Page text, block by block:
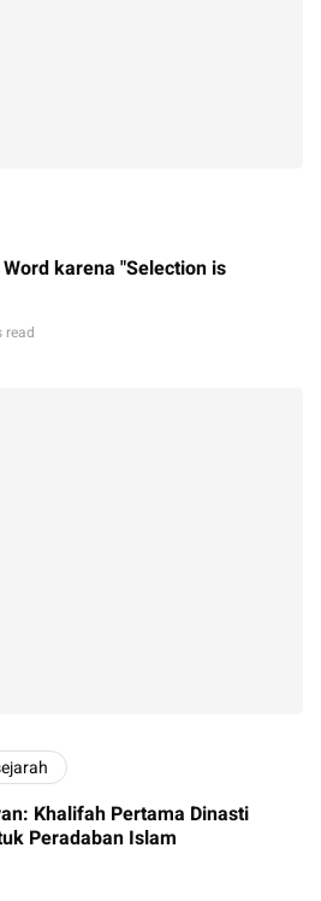
karena "Selection is
read
Khalifah Pertama Dinasti
Peradaban Islam